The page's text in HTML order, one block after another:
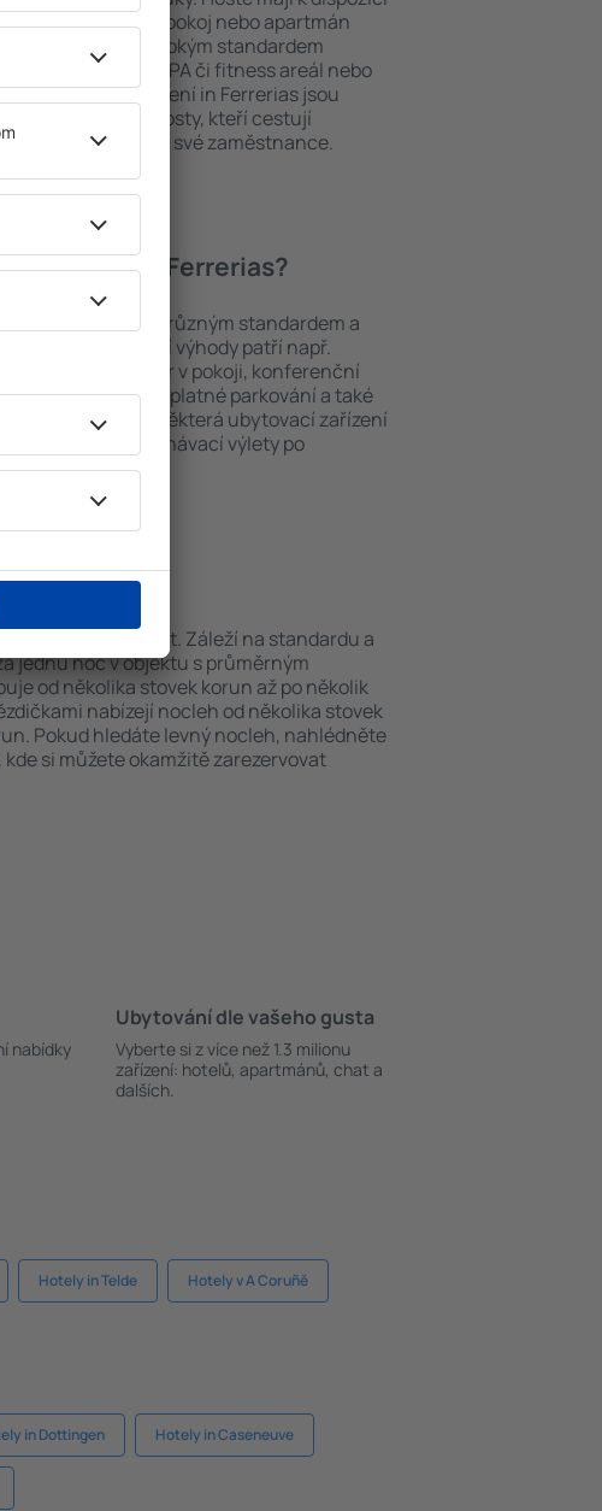
mohou si vybrat pokoj nebo apartmán
Hotel s vysokým standardem
různorodé menu, SPA či fitness areál nebo
ubytovací zařízení in Ferrerias jsou
rodiny a pro hosty, kteří cestují
školení pro své zaměstnance.
hotely in Ferrerias?
řadí mezi objekty s různým standardem a
Mezi nejoblíbenější výhody patří např.
minibar/trezor v pokoji, konferenční
koutek, bezplatné parkování a také
atrakcích v okolí. Některá ubytovací zařízení
letiště nebo poznávací výlety po
in Ferrerias.
Ferrerias?
se můžou lišit. Záleží na standardu a
jednu noc v objektu s průměrným
od několika stovek korun až po několik
nabízejí nocleh od několika stovek
Pokud hledáte levný nocleh, nahlédněte
kde si můžete okamžitě zarezervovat
nabídky
Ubytování dle vašeho gusta
Vyberte si z více než 1.3 milionu
zařízení: hotelů, apartmánů, chat a
dalších.
Hotely in Telde Hotely v A Coruñě
in Dottingen Hotely in Caseneuve